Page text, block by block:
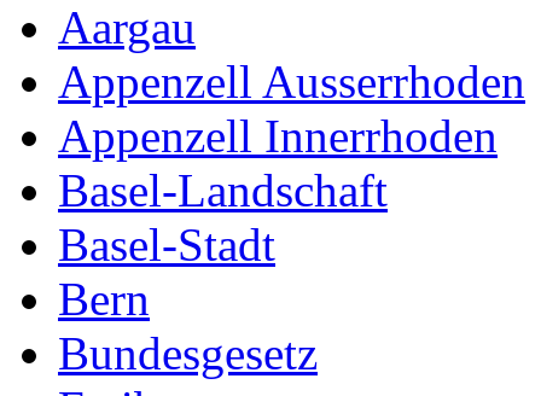
Aargau
Appenzell Ausserrhoden
Appenzell Innerrhoden
Basel-Landschaft
Basel-Stadt
Bern
Bundesgesetz